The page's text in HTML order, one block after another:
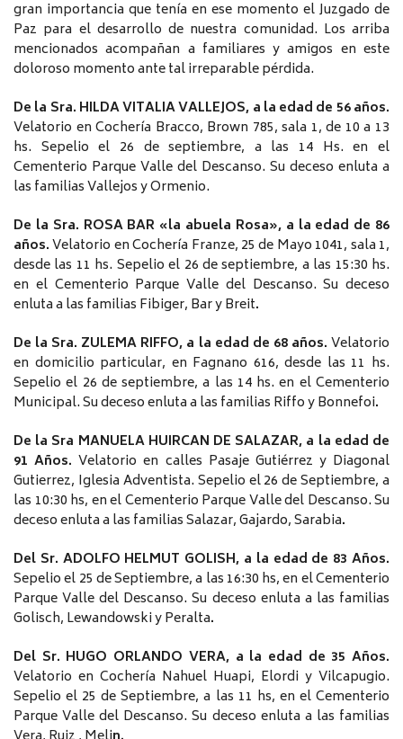
gran importancia que tenía en ese momento el Juzgado de
Paz para el desarrollo de nuestra comunidad. Los arriba
mencionados acompañan a familiares y amigos en este
doloroso momento ante tal irreparable pérdida.
De la Sra. HILDA VITALIA VALLEJOS, a la edad de 56 años.
Velatorio en Cochería Bracco, Brown 785, sala 1, de 10 a 13
hs. Sepelio el 26 de septiembre, a las 14 Hs. en el
Cementerio Parque Valle del Descanso. Su deceso enluta a
las familias Vallejos y Ormenio.
De la Sra. ROSA BAR «la abuela Rosa», a la edad de 86
años.Velatorio en Cochería Franze, 25 de Mayo 1041, sala 1,
desde las 11 hs. Sepelio el 26 de septiembre, a las 15:30 hs.
en el Cementerio Parque Valle del Descanso. Su deceso
enluta a las familias Fibiger, Bar y Breit.
De la Sra. ZULEMA RIFFO, a la edad de 68 años. Velatorio
en domicilio particular, en Fagnano 616, desde las 11 hs.
Sepelio el 26 de septiembre, a las 14 hs. en el Cementerio
Municipal. Su deceso enluta a las familias Riffo y Bonnefoi.
De la Sra MANUELA HUIRCAN DE SALAZAR, a la edad de
91 Años.Velatorio en calles Pasaje Gutiérrez y Diagonal
Gutierrez, Iglesia Adventista. Sepelio el 26 de Septiembre, a
las 10:30 hs, en el Cementerio Parque Valle del Descanso. Su
deceso enluta a las familias Salazar, Gajardo, Sarabia.
Del Sr. ADOLFO HELMUT GOLISH, a la edad de 83 Años.
Sepelio el 25 de Septiembre, a las 16:30 hs, en el Cementerio
Parque Valle del Descanso. Su deceso enluta a las familias
Golisch, Lewandowski y Peralta.
Del Sr. HUGO ORLANDO VERA, a la edad de 35 Años.
Velatorio en Cochería Nahuel Huapi, Elordi y Vilcapugio.
Sepelio el 25 de Septiembre, a las 11 hs, en el Cementerio
Parque Valle del Descanso. Su deceso enluta a las familias